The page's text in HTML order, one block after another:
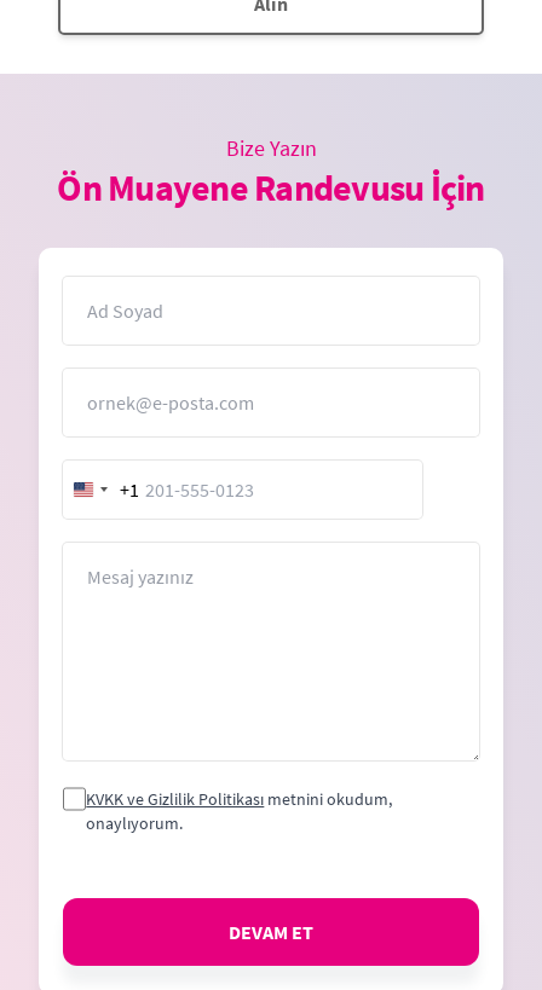
Bize Yazın
Ön Muayene Randevusu İçin
United
States
+1
KVKK ve Gizlilik Politikası metnini okudum,
onaylıyorum.
DEVAM ET